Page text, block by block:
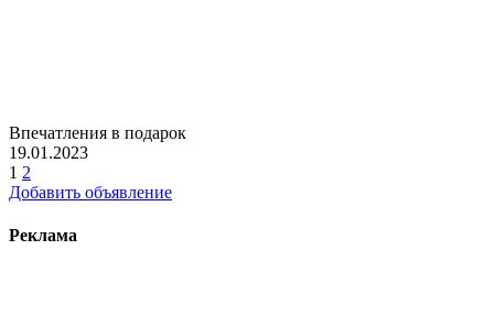
Впечатления в подарок
19.01.2023
1 2
Добавить объявление
Реклама